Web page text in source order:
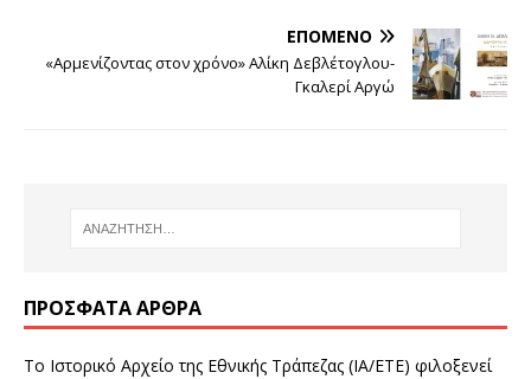
ΕΠΌΜΕΝΟ
«Αρμενίζοντας στον χρόνο» Αλίκη Δεβλέτογλου-
Γκαλερί Αργώ
ΠΡΌΣΦΑΤΑ ΆΡΘΡΑ
Το Ιστορικό Αρχείο της Εθνικής Τράπεζας (ΙΑ/ΕΤΕ) φιλοξενεί